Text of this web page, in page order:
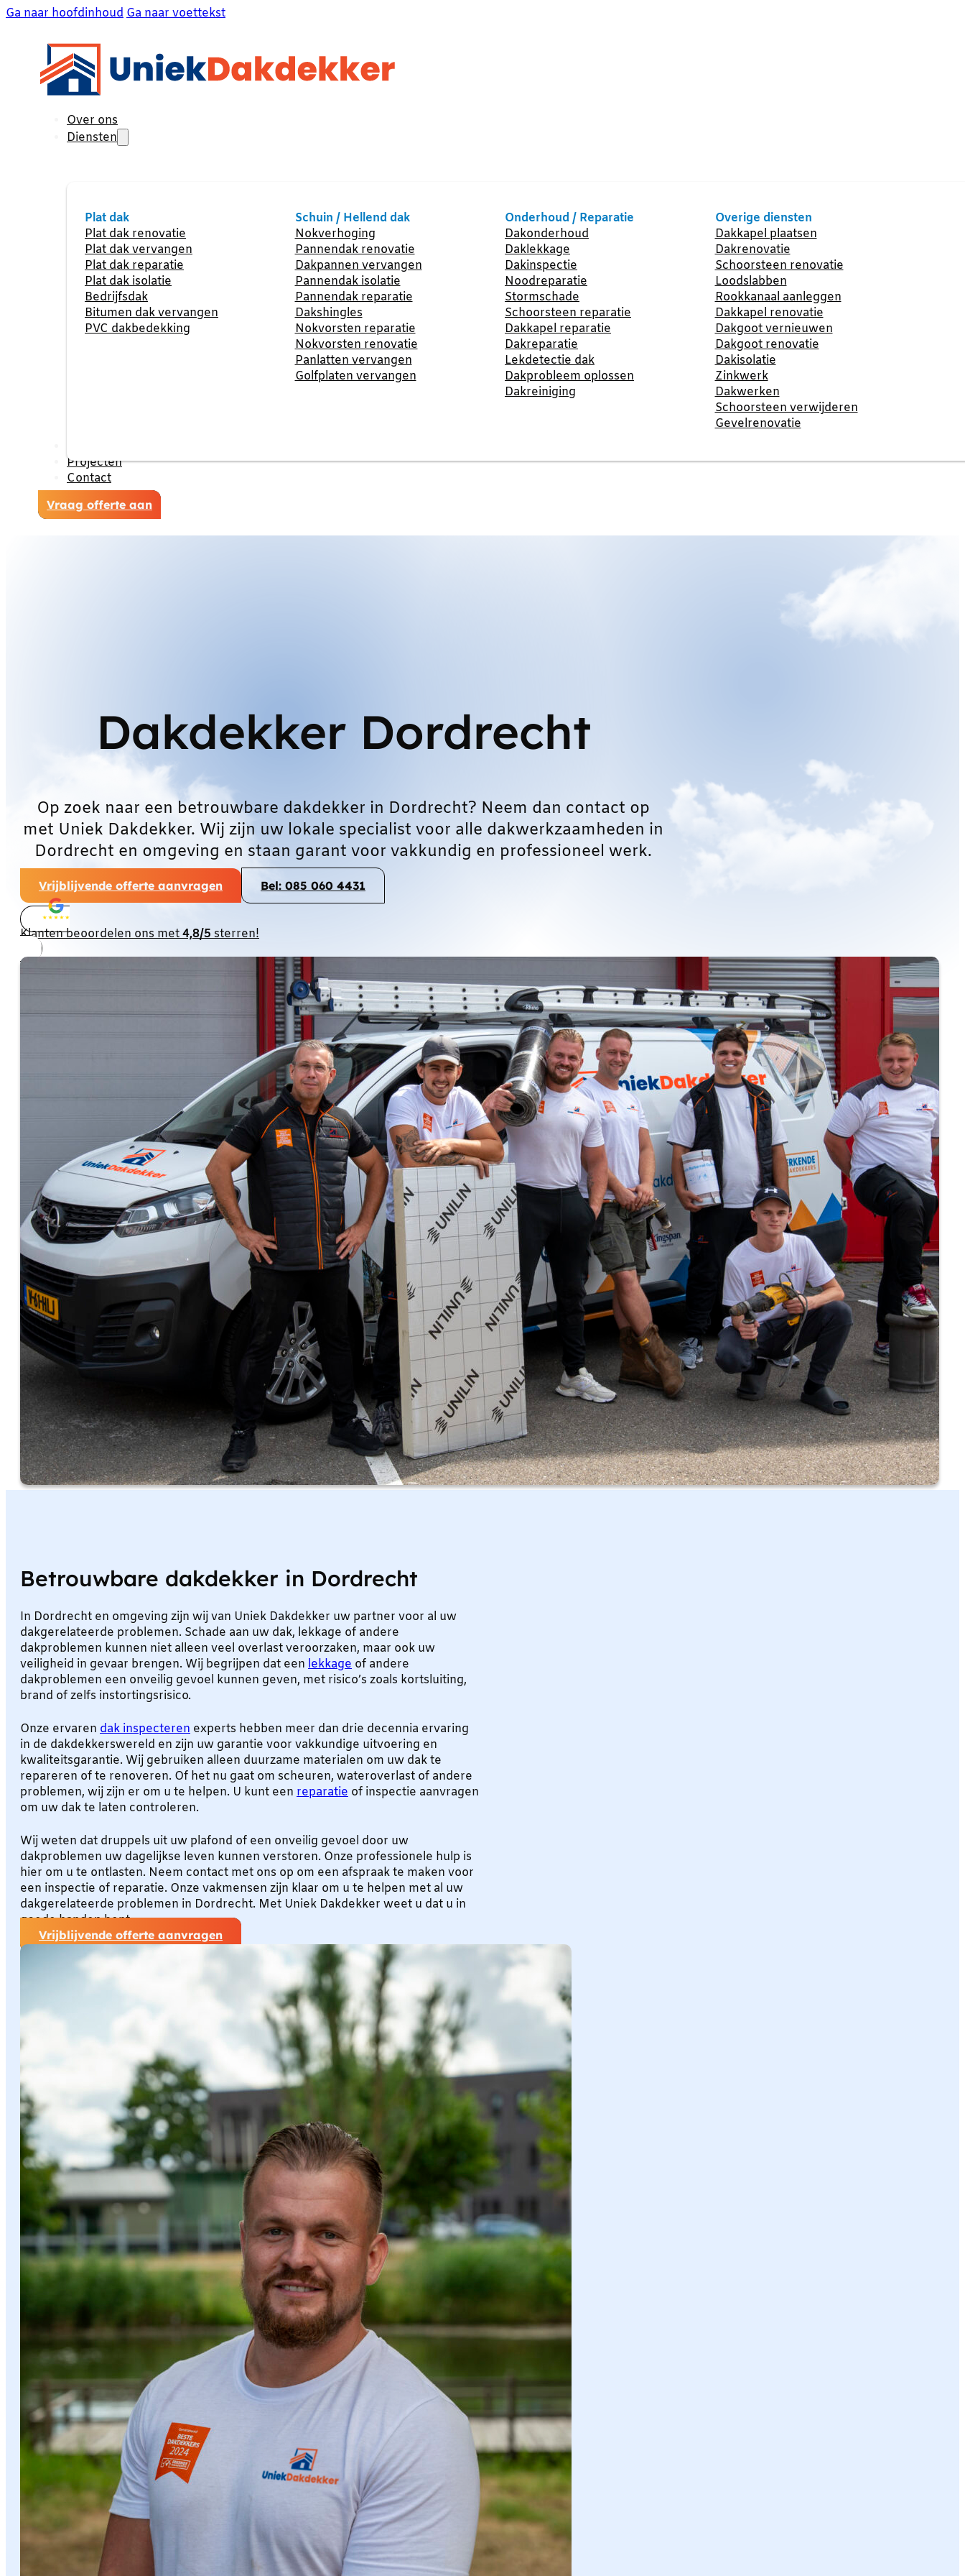
Ga naar hoofdinhoud Ga naar voettekst
Over ons
Diensten
Plat dak
Plat dak renovatie
Plat dak vervangen
Plat dak reparatie
Plat dak isolatie
Bedrijfsdak
Bitumen dak vervangen
PVC dakbedekking
Schuin / Hellend dak
Nokverhoging
Pannendak renovatie
Dakpannen vervangen
Pannendak isolatie
Pannendak reparatie
Dakshingles
Nokvorsten reparatie
Nokvorsten renovatie
Panlatten vervangen
Golfplaten vervangen
Onderhoud / Reparatie
Dakonderhoud
Daklekkage
Dakinspectie
Noodreparatie
Stormschade
Schoorsteen reparatie
Dakkapel reparatie
Dakreparatie
Lekdetectie dak
Dakprobleem oplossen
Dakreiniging
Overige diensten
Dakkapel plaatsen
Dakrenovatie
Schoorsteen renovatie
Loodslabben
Rookkanaal aanleggen
Dakkapel renovatie
Dakgoot vernieuwen
Dakgoot renovatie
Dakisolatie
Zinkwerk
Dakwerken
Schoorsteen verwijderen
Gevelrenovatie
Projecten
Contact
Vraag offerte aan
Dakdekker Dordrecht
Op zoek naar een betrouwbare dakdekker in Dordrecht? Neem dan contact op
met Uniek Dakdekker. Wij zijn uw lokale specialist voor alle dakwerkzaamheden in
Dordrecht en omgeving en staan garant voor vakkundig en professioneel werk.
Vrijblijvende offerte aanvragen Bel: 085 060 4431
Klanten beoordelen ons met4,8/5 sterren!
Betrouwbare dakdekker in Dordrecht
In Dordrecht en omgeving zijn wij van Uniek Dakdekker uw partner voor al uw
dakgerelateerde problemen. Schade aan uw dak, lekkage of andere
dakproblemen kunnen niet alleen veel overlast veroorzaken, maar ook uw
veiligheid in gevaar brengen. Wij begrijpen dat een lekkage of andere
dakproblemen een onveilig gevoel kunnen geven, met risico’s zoals kortsluiting,
brand of zelfs instortingsrisico.
Onze ervaren dak inspecteren experts hebben meer dan drie decennia ervaring
in de dakdekkerswereld en zijn uw garantie voor vakkundige uitvoering en
kwaliteitsgarantie. Wij gebruiken alleen duurzame materialen om uw dak te
repareren of te renoveren. Of het nu gaat om scheuren, wateroverlast of andere
problemen, wij zijn er om u te helpen. U kunt een reparatie of inspectie aanvragen
om uw dak te laten controleren.
Wij weten dat druppels uit uw plafond of een onveilig gevoel door uw
dakproblemen uw dagelijkse leven kunnen verstoren. Onze professionele hulp is
hier om u te ontlasten. Neem contact met ons op om een afspraak te maken voor
een inspectie of reparatie. Onze vakmensen zijn klaar om u te helpen met al uw
dakgerelateerde problemen in Dordrecht. Met Uniek Dakdekker weet u dat u in
goede handen bent.
Vrijblijvende offerte aanvragen